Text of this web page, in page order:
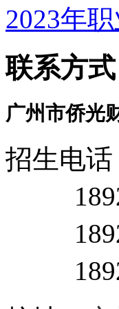
2023年
联系方式
广州市侨光
招生电话